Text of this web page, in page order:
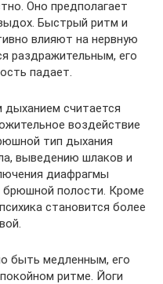
Оно предполагает
Быстрый ритм и
влияют на нервную
раздражительным, его
падает.
считается
воздействие
тип дыхания
выведению шлаков и
диафрагмы
брюшной полости. Кроме
становится более
быть медленным, его
ритме. Йоги